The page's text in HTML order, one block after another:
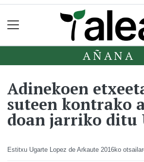
AÑANA
Adinekoen
suteen kontrako
doan jarriko ditu
Estitxu Ugarte Lopez de Arkaute 2016ko